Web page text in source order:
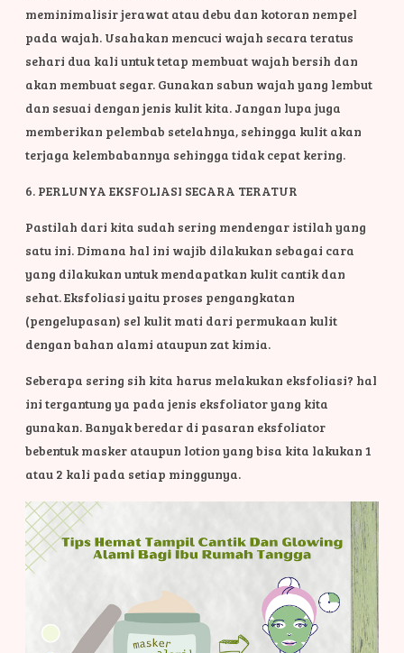
meminimalisir jerawat atau debu dan kotoran nempel
pada wajah. Usahakan mencuci wajah secara teratus
sehari dua kali untuk tetap membuat wajah bersih dan
akan membuat segar. Gunakan sabun wajah yang lembut
dan sesuai dengan jenis kulit kita. Jangan lupa juga
memberikan pelembab setelahnya, sehingga kulit akan
terjaga kelembabannya sehingga tidak cepat kering.
6. PERLUNYA EKSFOLIASI SECARA TERATUR
Pastilah dari kita sudah sering mendengar istilah yang
satu ini. Dimana hal ini wajib dilakukan sebagai cara
yang dilakukan untuk mendapatkan kulit cantik dan
sehat. Eksfoliasi yaitu proses pengangkatan
(pengelupasan) sel kulit mati dari permukaan kulit
dengan bahan alami ataupun zat kimia.
Seberapa sering sih kita harus melakukan eksfoliasi? hal
ini tergantung ya pada jenis eksfoliator yang kita
gunakan. Banyak beredar di pasaran eksfoliator
bebentuk masker ataupun lotion yang bisa kita lakukan 1
atau 2 kali pada setiap minggunya.